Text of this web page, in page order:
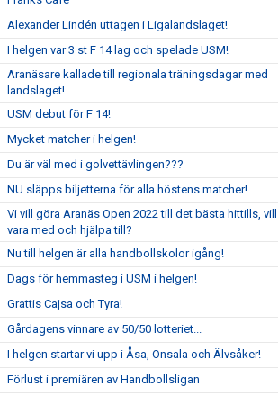
Alexander Lindén uttagen i Ligalandslaget!
I helgen var 3 st F 14 lag och spelade USM!
Aranäsare kallade till regionala träningsdagar med
landslaget!
USM debut för F 14!
Mycket matcher i helgen!
Du är väl med i golvettävlingen???
NU släpps biljetterna för alla höstens matcher!
Vi vill göra Aranäs Open 2022 till det bästa hittills,
vara med och hjälpa till?
Nu till helgen är alla handbollskolor igång!
Dags för hemmasteg i USM i helgen!
Grattis Cajsa och Tyra!
Gårdagens vinnare av 50/50 lotteriet...
I helgen startar vi upp i Åsa, Onsala och Älvsåker!
Förlust i premiären av Handbollsligan